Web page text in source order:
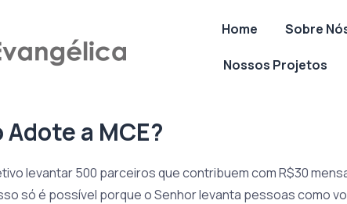
Home Sobre
Nossos Projetos
a MCE?
levantar 500 parceiros que contribuem com R$30
só é possível porque o Senhor levanta pessoas como